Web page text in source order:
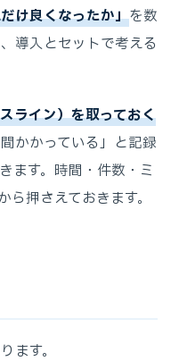
け良くなったか」を数
導入とセットで考える
ライン）を取っておく
かかっている」と記録
ます。時間・件数・ミ
押さえておきます。
ます。